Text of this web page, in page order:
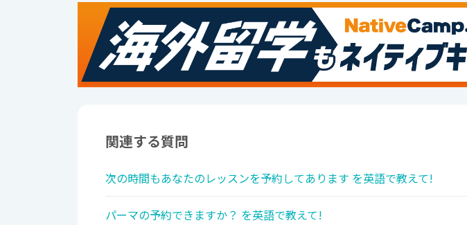
関連する質問
次の時間もあなたのレッスンを予約してあります を英語で教えて!
パーマの予約できますか？ を英語で教えて!